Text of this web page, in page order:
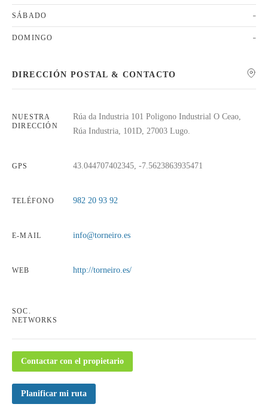
SÁBADO -
DOMINGO -
DIRECCIÓN POSTAL & CONTACTO
NUESTRA
DIRECCIÓN
Rúa da Industria 101 Poligono Industrial O Ceao,
Rúa Industria, 101D, 27003 Lugo.
GPS 43.044707402345, -7.5623863935471
TELÉFONO 982 20 93 92
E-MAIL info@torneiro.es
WEB http://torneiro.es/
SOC.
NETWORKS
Contactar con el propietario
Planificar mi ruta